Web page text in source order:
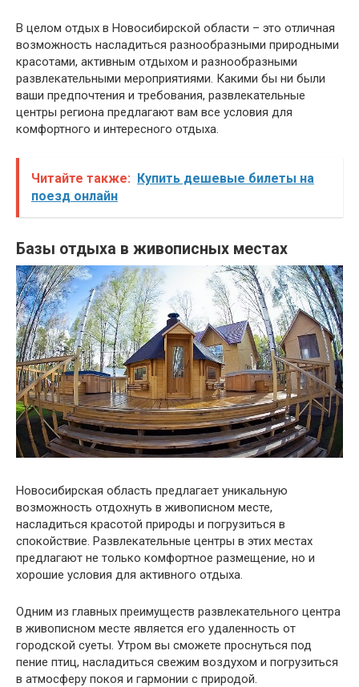
В целом отдых в Новосибирской области – это отличная
возможность насладиться разнообразными природными
красотами, активным отдыхом и разнообразными
развлекательными мероприятиями. Какими бы ни были
ваши предпочтения и требования, развлекательные
центры региона предлагают вам все условия для
комфортного и интересного отдыха.
Читайте также: Купить дешевые билеты на
поезд онлайн
Базы отдыха в живописных местах
Новосибирская область предлагает уникальную
возможность отдохнуть в живописном месте,
насладиться красотой природы и погрузиться в
спокойствие. Развлекательные центры в этих местах
предлагают не только комфортное размещение, но и
хорошие условия для активного отдыха.
Одним из главных преимуществ развлекательного центра
в живописном месте является его удаленность от
городской суеты. Утром вы сможете проснуться под
пение птиц, насладиться свежим воздухом и погрузиться
в атмосферу покоя и гармонии с природой.